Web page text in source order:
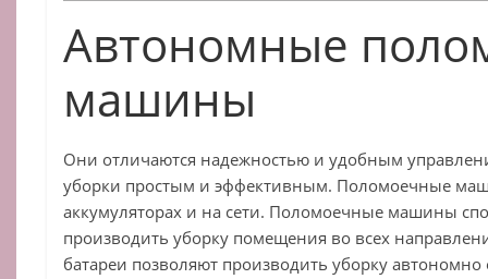
Автономные
машины
Они отличаются надежностью и удобным
уборки простым и эффективным. Поломоечные
аккумуляторах и на сети. Поломоечные машины
производить уборку помещения во всех
батареи позволяют производить уборку